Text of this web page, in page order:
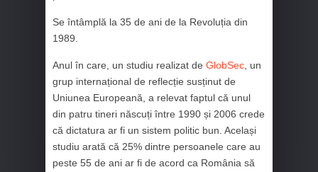
Se întâmplă la 35 de ani de la Revoluția din
1989.
Anul în care, un studiu realizat de GlobSec , un
grup internațional de reflecție susținut de
Uniunea Europeană, a relevat faptul că unul
din patru tineri născuți între 1990 și 2006 crede
că dictatura ar fi un sistem politic bun. Același
studiu arată că 25% dintre persoanele care au
peste 55 de ani ar fi de acord ca România să